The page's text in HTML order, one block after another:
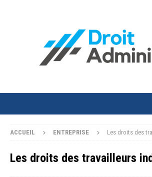
ACCUEIL ENTREPRISE Les droits des
Les droits des travailleurs